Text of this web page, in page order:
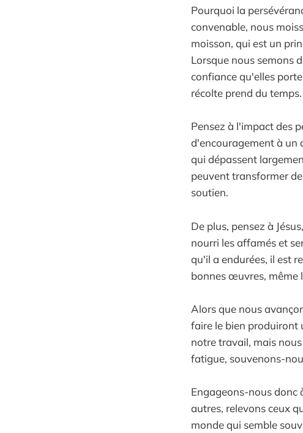
Pourquoi la
convenable, nous
moisson, qui est un
Lorsque nous semons
confiance qu'elles
récolte prend du
Pensez à l'impact des
d'encouragement à un
qui dépassent
peuvent transformer
soutien.
De plus, pensez à
nourri les affamés et
qu'il a endurées, il est
bonnes œuvres, même
Alors que nous
faire le bien produiront
notre travail, mais
fatigue, souvenons-
Engageons-nous donc
autres, relevons ceux
monde qui semble